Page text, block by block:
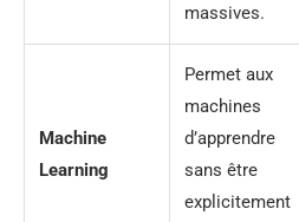
massives.
Machine
Learning
Permet aux
machines
d’apprendre
sans être
explicitement